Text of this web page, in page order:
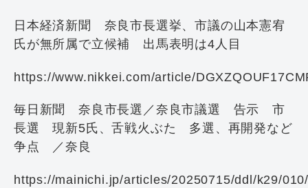
日本経済新聞 奈良市長選挙、市議の山本憲宥
氏が無所属で立候補 出馬表明は4人目
https://www.nikkei.com/article/
毎日新聞 奈良市長選／奈良市議選 告示 市
長選 現新5氏、舌戦火ぶた 多選、再開発など
争点 ／奈良
https://mainichi.jp/articles/20250715/ddl/k29/